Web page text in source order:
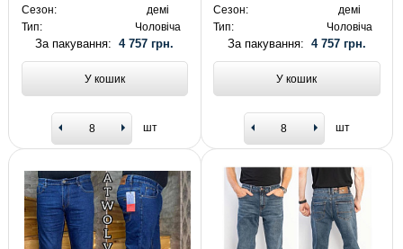
Сезон:
демі
Тип:
Чоловіча
За пакування:4 757 грн.
У кошик
шт
Сезон:
демі
Тип:
Чоловіча
За пакування: 4 757 грн.
У кошик
шт